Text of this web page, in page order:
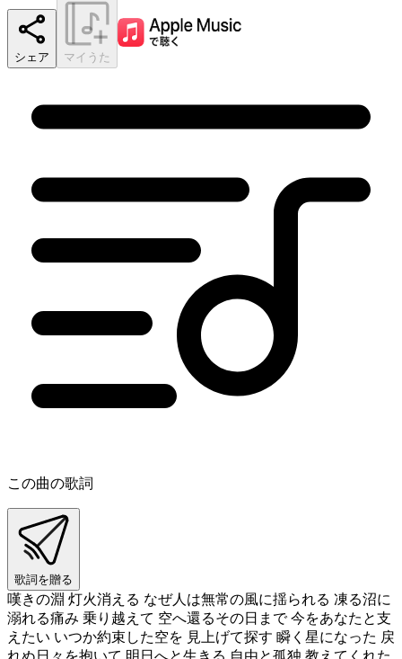
シェア マイうた
この曲の歌詞
歌詞を贈る
嘆きの淵 灯火消える なぜ人は無常の風に揺られる 凍る沼に
溺れる痛み 乗り越えて 空へ還るその日まで 今をあなたと支
えたい いつか約束した空を 見上げて探す 瞬く星になった 戻
れぬ日々を抱いて 明日へと生きる 自由と孤独 教えてくれた